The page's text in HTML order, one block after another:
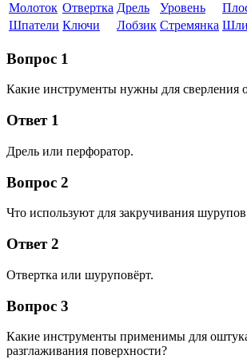
Молоток Отвертка Дрель Уровень
Шпатели Ключи Лобзик Стремянка
Вопрос 1
Какие инструменты нужны для сверления
Ответ 1
Дрель или перфоратор.
Вопрос 2
Что используют для закручивания
Ответ 2
Отвертка или шуруповёрт.
Вопрос 3
Какие инструменты применимы для
разглаживания поверхности?